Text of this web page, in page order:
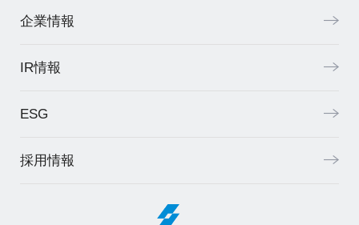
企業情報
IR情報
ESG
採用情報